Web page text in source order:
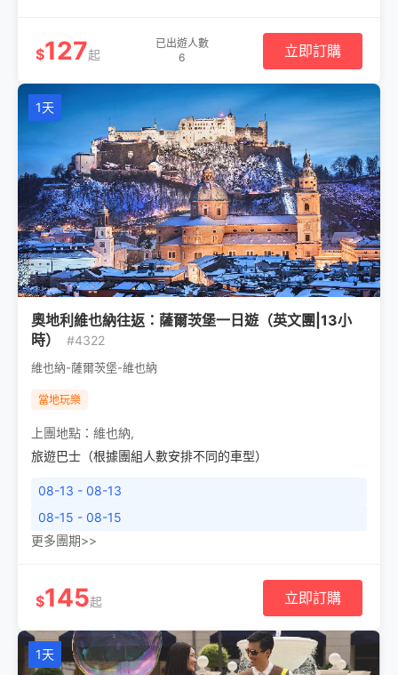
$127起
已出遊人數
6
立即訂購
1天
奧地利維也納往返：薩爾茨堡一日遊（英文團|13小
時）
#4322
維也納-薩爾茨堡-維也納
當地玩樂
上團地點： 維也納,
旅遊巴士（根據團組人數安排不同的車型）
08-13 - 08-13
08-15 - 08-15
更多團期>>
$145起 立即訂購
1天